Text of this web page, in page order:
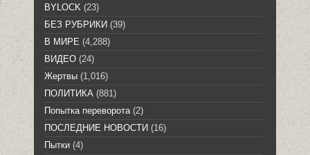
BYLOCK (23)
БЕЗ РУБРИКИ (39)
В МИРЕ (4,288)
ВИДЕО (24)
Жертвы (1,016)
ПОЛИТИКА (881)
Попытка переворота(2)
ПОСЛЕДНИЕ НОВОСТИ (16)
Пытки (4)